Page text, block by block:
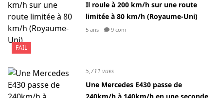
FAIL
Il roule à 200 km/h sur une route
limitée à 80 km/h (Royaume-Uni)
5 ans 9 com
5,711 vues
Une Mercedes E430 passe de